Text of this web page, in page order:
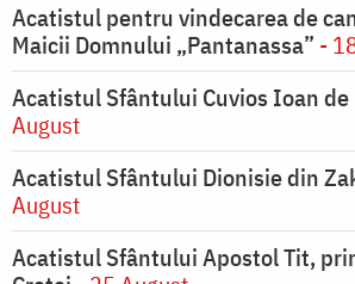
Acatistul pentru vindecarea de
Maicii Domnului „Pantanassa” -
Acatistul Sfântului Cuvios Ioan de
August
Acatistul Sfântului Dionisie din
August
Acatistul Sfântului Apostol Tit,